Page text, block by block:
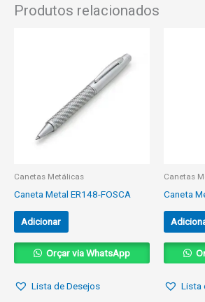
Produtos relacionados
Canetas Metálicas
Caneta Metal ER148-FOSCA
Adicionar
Orçar via WhatsApp
Lista de Desejos
Canetas
Caneta
Lista